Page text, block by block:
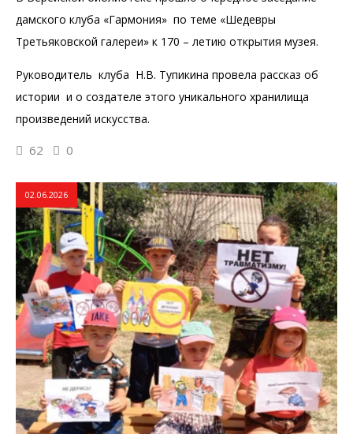
дамского клуба «Гармония» по теме «Шедевры
Третьяковской галереи» к 170 – летию открытия музея.
Руководитель клуба Н.В. Тупикина провела рассказ об
истории и о создателе этого уникального хранилища
произведений искусства.
62 0
02.06.2026